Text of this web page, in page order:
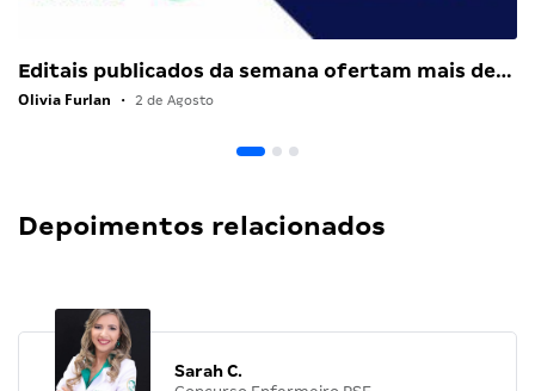
Editais publicados da semana ofertam mais de…
Olivia Furlan • 2 de Agosto
Depoimentos relacionados
Sarah C.